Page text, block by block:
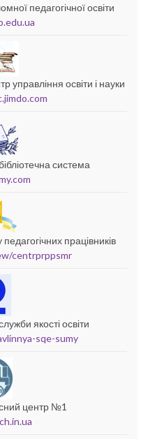
педагогічної освіти
освіти і науки
система
працівників
centrprppsmr
якості освіти
sqe-sumy
центр №1